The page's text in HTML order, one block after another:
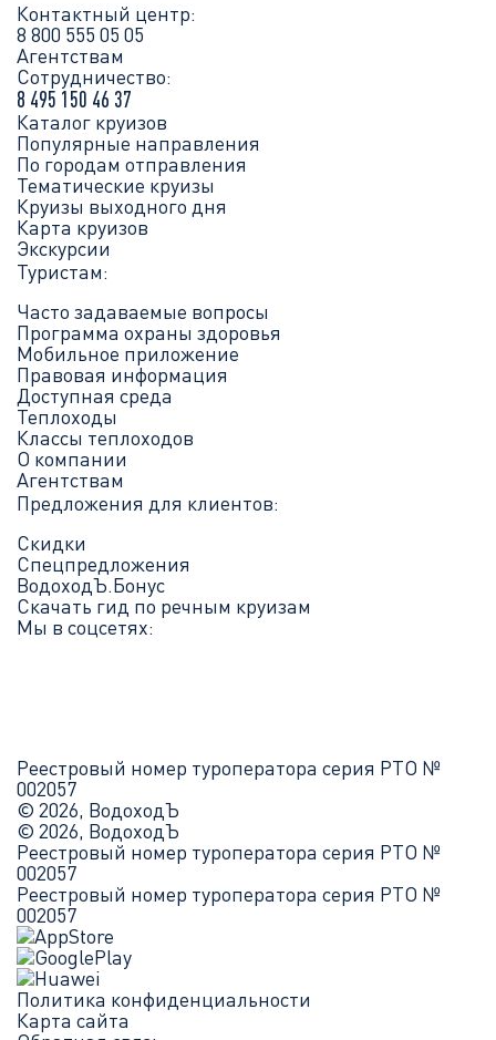
Контактный центр:
8 800 555 05 05
Агентствам
Сотрудничество:
8 495 150 46 37
Каталог круизов
Популярные направления
По городам отправления
Тематические круизы
Круизы выходного дня
Карта круизов
Экскурсии
Туристам:
Часто задаваемые вопросы
Программа охраны здоровья
Мобильное приложение
Правовая информация
Доступная среда
Теплоходы
Классы теплоходов
О компании
Агентствам
Предложения для клиентов:
Скидки
Спецпредложения
ВодоходЪ.Бонус
Скачать гид по речным круизам
Мы в соцсетях:
Реестровый номер туроператора серия РТО №
002057
© 2026, ВодоходЪ
© 2026, ВодоходЪ
Реестровый номер туроператора серия РТО №
002057
Реестровый номер туроператора серия РТО №
002057
Политика конфиденциальности
Карта сайта